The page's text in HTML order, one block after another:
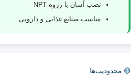
نصب آسان با رزوه NPT
مناسب صنایع غذایی و دارویی
🔴 محدودیت‌ها